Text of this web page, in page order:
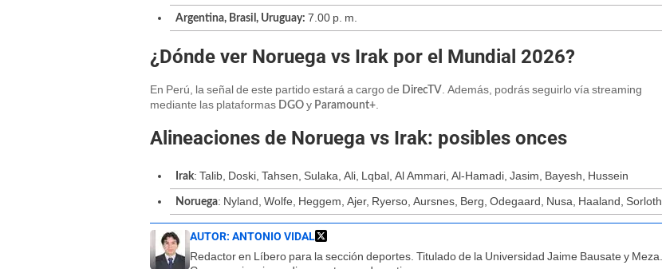
Argentina, Brasil, Uruguay: 7.00 p. m.
¿Dónde ver Noruega vs Irak por el Mundial 2026?
En Perú, la señal de este partido estará a cargo de DirecTV . Además, podrás seguirlo vía streaming
mediante las plataformas DGO y Paramount+
Alineaciones de Noruega vs Irak: posibles onces
Irak: Talib, Doski, Tahsen, Sulaka, Ali, Lqbal, Al Ammari, Al-Hamadi, Jasim, Bayesh, Hussein
Noruega: Nyland, Wolfe, Heggem, Ajer, Ryerso, Aursnes, Berg, Odegaard, Nusa, Haaland, Sorloth
AUTOR: ANTONIO VIDAL
Redactor en Líbero para la sección deportes. Titulado de la Universidad Jaime Bausate y Meza.